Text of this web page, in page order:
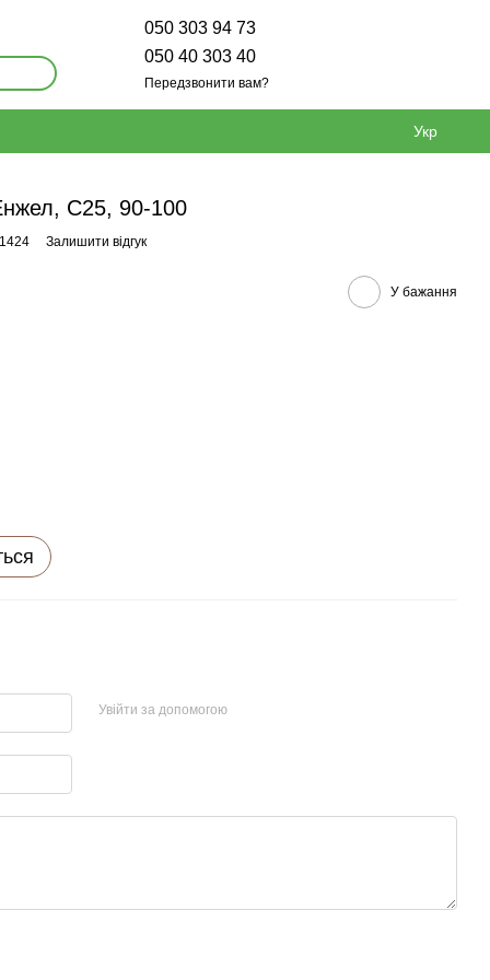
050 303 94 73
050 40 303 40
Передзвонити вам?
Укр
С25, 90-100
Залишити відгук
У бажання
Увійти за допомогою